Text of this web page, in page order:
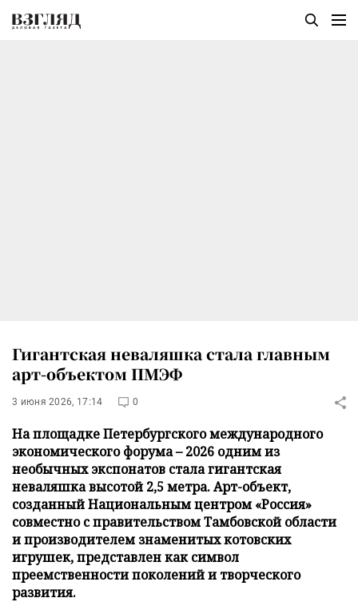
Гигантская неваляшка стала главным
арт-объектом ПМЭФ
3 июня 2026, 17:14 0
На площадке Петербургского международного
экономического форума – 2026 одним из
необычных экспонатов стала гигантская
неваляшка высотой 2,5 метра. Арт-объект,
созданный Национальным центром «Россия»
совместно с правительством Тамбовской области
и производителем знаменитых котовских
игрушек, представлен как символ
преемственности поколений и творческого
развития.